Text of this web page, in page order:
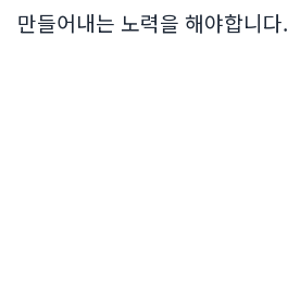
만들어내는 노력을 해야합니다.